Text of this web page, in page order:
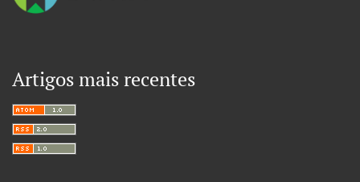
Artigos mais recentes